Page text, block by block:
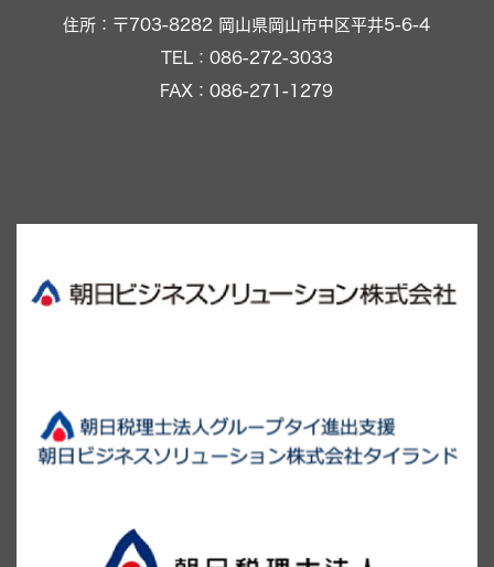
住所：〒703-8282 岡山県岡山市中区平井5-6-4
TEL：086-272-3033
FAX：086-271-1279